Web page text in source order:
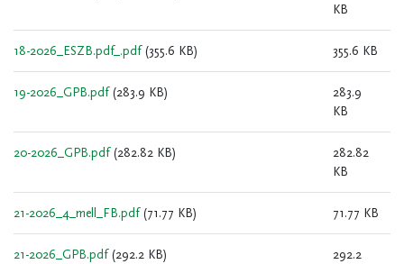
KB
18-2026_ESZB.pdf_.pdf (355.6 KB) 355.6 KB
19-2026_GPB.pdf (283.9 KB)
283.9
KB
20-2026_GPB.pdf (282.82 KB)
282.82
KB
21-2026_4_mell_FB.pdf (71.77 KB) 71.77 KB
21-2026_GPB.pdf (292.2 KB)
292.2